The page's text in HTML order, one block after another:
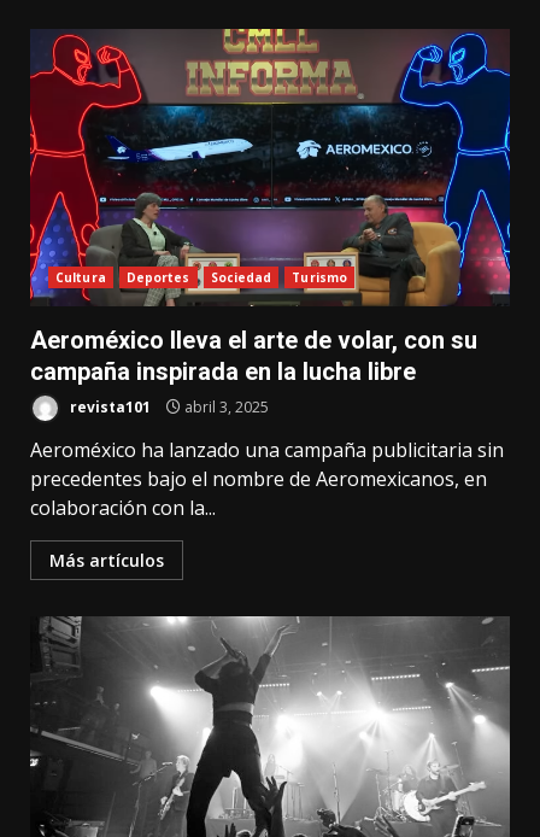
Cultura Deportes Sociedad Turismo
Aeroméxico lleva el arte de volar, con su
campaña inspirada en la lucha libre
revista101 abril 3, 2025
Aeroméxico ha lanzado una campaña publicitaria sin
precedentes bajo el nombre de Aeromexicanos, en
colaboración con la...
Más artículos